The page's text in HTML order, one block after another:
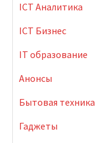
ICT Аналитика
ICT Бизнес
IT образование
Анонсы
Бытовая техника
Гаджеты